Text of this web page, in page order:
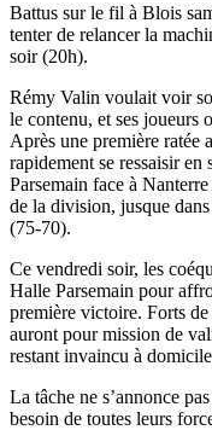
Battus sur le fil à Blois
tenter de relancer la
soir (20h).
Rémy Valin voulait voir
le contenu, et ses joueurs
Après une première ratée
rapidement se ressaisir en
Parsemain face à
de la division, jusque
(75-70).
Ce vendredi soir, les
Halle Parsemain pour
première victoire. Forts de
auront pour mission de
restant invaincu à
La tâche ne s’annonce
besoin de toutes leurs